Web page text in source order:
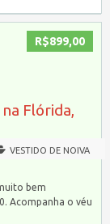
R$899,00
Flórida,
VESTIDO DE NOIVA
bem
Acompanha o véu